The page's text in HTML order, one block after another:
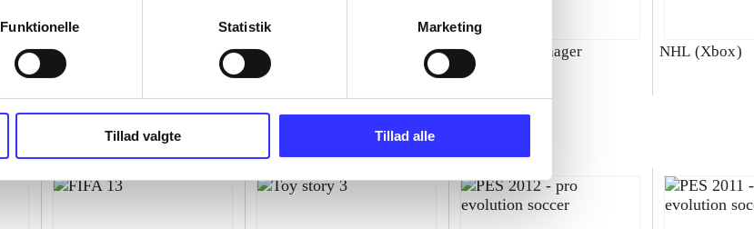
Funktionelle Statistik Marketing
Tillad valgte Tillad alle
NBA live (Pc)
Superbike 2000 : SBK
superbike world
championship
Total club manager NHL (Xbox)